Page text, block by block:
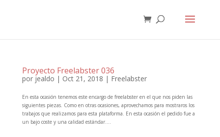
Proyecto Freelabster 036
por jealdo | Oct 21, 2018 | Freelabster
En esta ocasión tenemos este encargo de freelabster en el que nos piden las
siguientes piezas. Como en otras ocasiones, aprovechamos para mostraros los
trabajos que realizamos para esta plataforma. En esta ocasión el pedido fue a
un bajo coste y una calidad estándar....